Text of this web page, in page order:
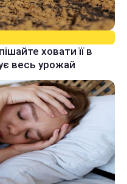
ховати її в
весь урожай